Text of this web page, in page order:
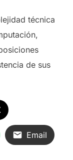
técnica
de sus
Email